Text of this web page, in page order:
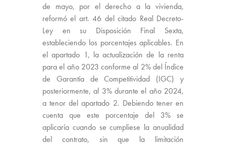
de mayo, por el derecho a la vivienda,
reformó el art. 46 del citado Real Decreto-
Ley en su Disposición Final Sexta,
estableciendo los porcentajes aplicables. En
el apartado 1, la actualización de la renta
para el año 2023 conforme al 2% del Índice
de Garantía de Competitividad (IGC) y
posteriormente, al 3% durante el año 2024,
a tenor del apartado 2. Debiendo tener en
cuenta que este porcentaje del 3% se
aplicaría cuando se cumpliese la anualidad
del contrato, sin que la limitación